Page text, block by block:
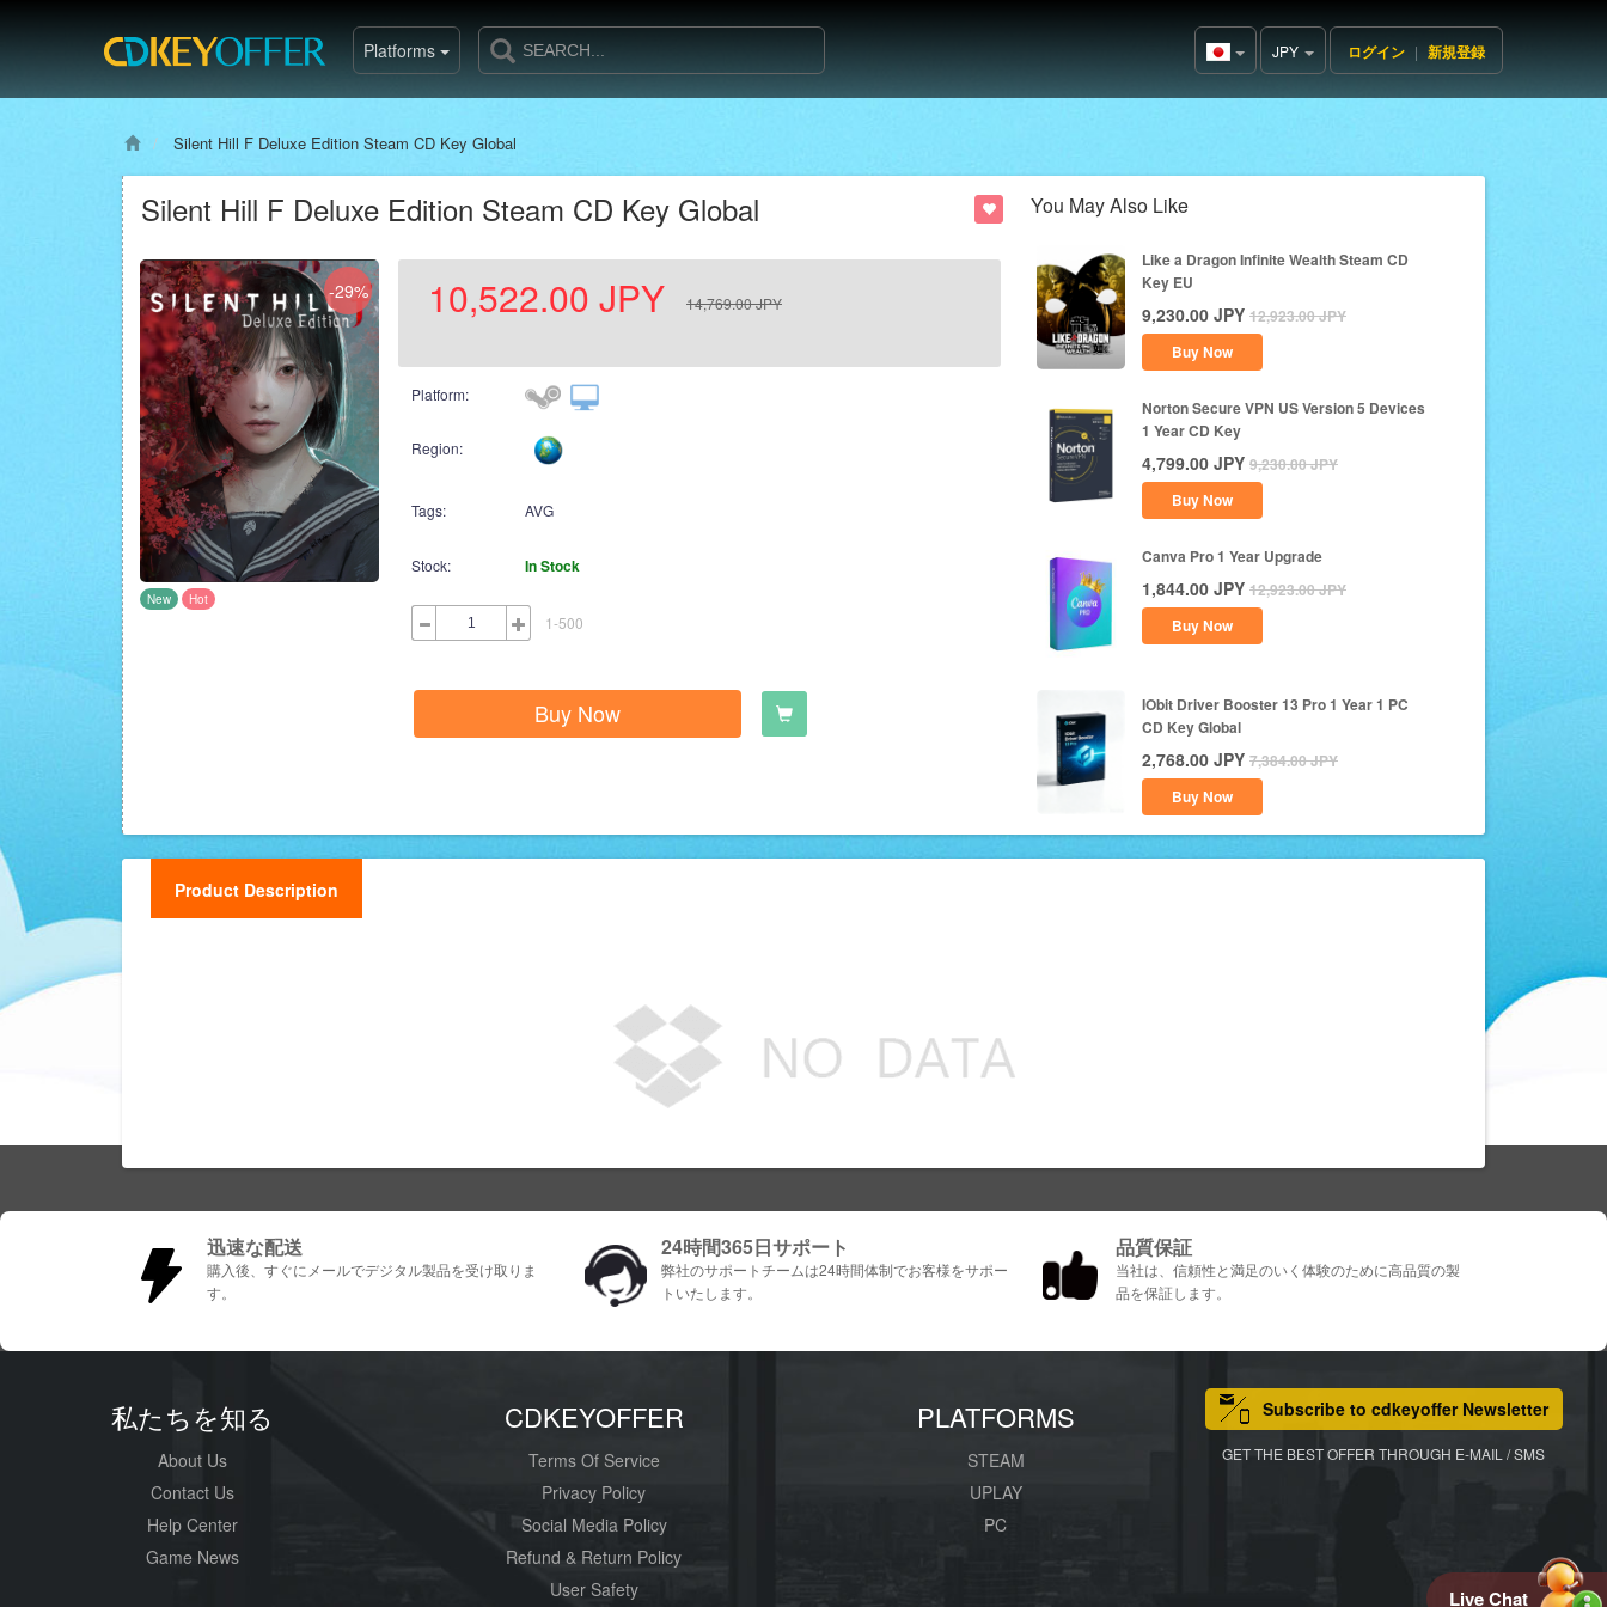
Platforms
Japan(日
本語)
JPY ログイン | 新規登録
Silent Hill F Deluxe Edition Steam CD Key Global
Silent Hill F Deluxe Edition Steam CD Key Global
-29%
New Hot
10,522.00 JPY 14,769.00JPY
Platform:
Region:
Tags: AVG
Stock: In Stock
1-500
Buy Now
You May Also Like
Like a Dragon Infinite Wealth Steam CD
Key EU
9,230.00 JPY 12,923.00JPY
Buy Now
Norton Secure VPN US Version 5 Devices
1 Year CD Key
4,799.00 JPY 9,230.00JPY
Buy Now
Canva Pro 1 Year Upgrade
1,844.00 JPY 12,923.00JPY
Buy Now
IObit Driver Booster 13 Pro 1 Year 1 PC
CD Key Global
2,768.00 JPY 7,384.00JPY
Buy Now
Product Description
迅速な配送
購入後、すぐにメールでデジタル製品を受け取りま
す。
24時間365日サポート
弊社のサポートチームは24時間体制でお客様をサポ​​ー
トいたします。
品質保証
当社は、信頼性と満足のいく体験のために高品質の製
品を保証します。
私たちを知る
About Us
Contact Us
Help Center
Game News
CDKEYOFFER
Terms Of Service
Privacy Policy
Social Media Policy
Refund & Return Policy
User Safety
PLATFORMS
STEAM
UPLAY
PC
Subscribe to cdkeyoffer Newsletter
GET THE BEST OFFER THROUGH E-MAIL / SMS
Live Chat